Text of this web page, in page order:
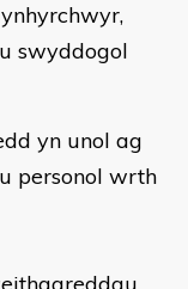
swyddogol
yn unol ag
personol wrth